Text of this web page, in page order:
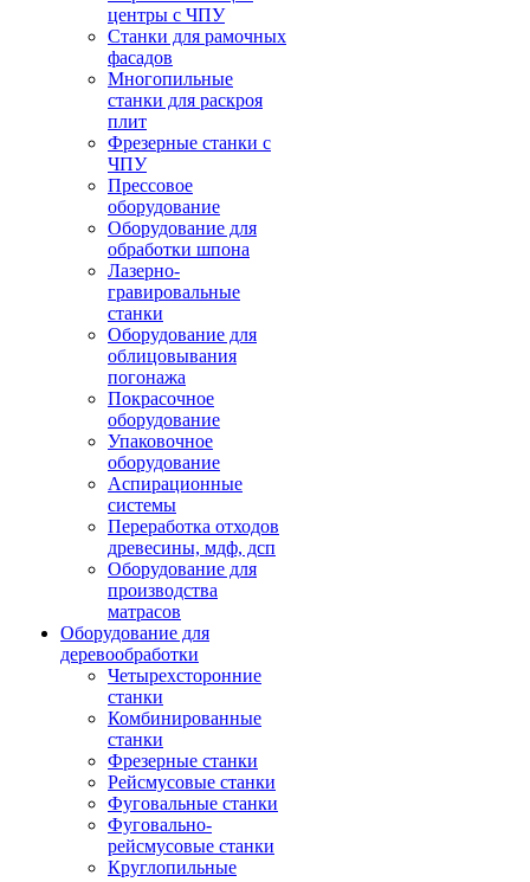
центры с ЧПУ
Станки для рамочных
фасадов
Многопильные
станки для раскроя
плит
Фрезерные станки с
ЧПУ
Прессовое
оборудование
Оборудование для
обработки шпона
Лазерно-
гравировальные
станки
Оборудование для
облицовывания
погонажа
Покрасочное
оборудование
Упаковочное
оборудование
Аспирационные
системы
Переработка отходов
древесины, мдф, дсп
Оборудование для
производства
матрасов
Оборудование для
деревообработки
Четырехсторонние
станки
Комбинированные
станки
Фрезерные станки
Рейсмусовые станки
Фуговальные станки
Фуговально-
рейсмусовые станки
Круглопильные